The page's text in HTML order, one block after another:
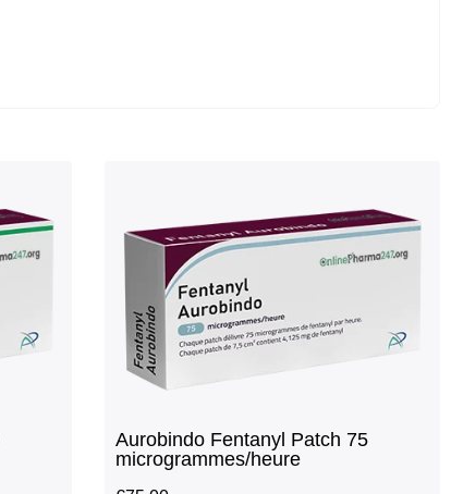
Aurobindo Fentanyl Patch 75
microgrammes/heure